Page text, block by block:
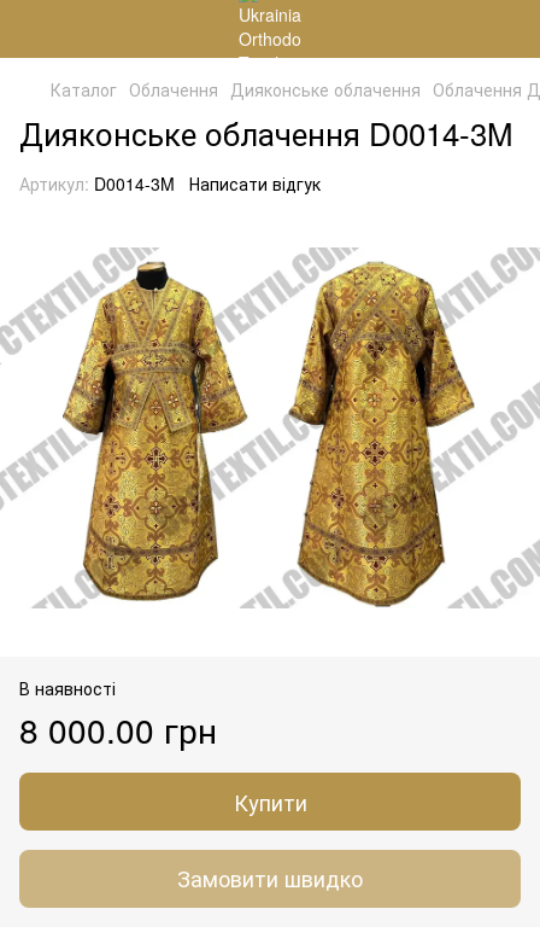
Каталог Облачення Дияконське облачення Облачення
Дияконське облачення D0014-3M
Артикул: D0014-3M Написати відгук
В наявності
8 000.00 грн
Купити
Замовити швидко